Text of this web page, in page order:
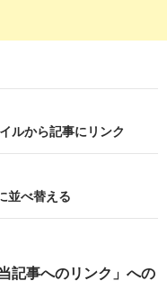
ルから記事にリンク
並べ替える
記事へのリンク」への